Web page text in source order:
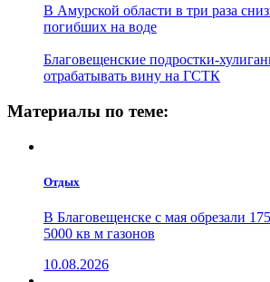
В Амурской области в три раза
погибших на воде
Благовещенские подростки-
отрабатывать вину на ГСТК
Материалы по теме:
Отдых
В Благовещенске с мая обрезали
5000 кв м газонов
10.08.2026